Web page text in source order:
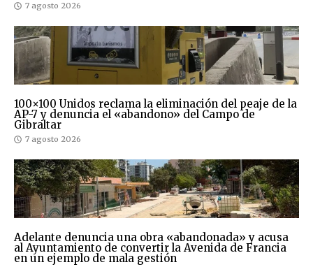
7 agosto 2026
100×100 Unidos reclama la eliminación del peaje de la
AP-7 y denuncia el «abandono» del Campo de
Gibraltar
7 agosto 2026
Adelante denuncia una obra «abandonada» y acusa
al Ayuntamiento de convertir la Avenida de Francia
en un ejemplo de mala gestión